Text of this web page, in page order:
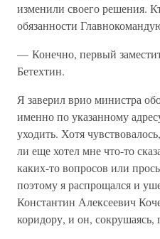
изменили своего решения.
обязанности
— Конечно, первый
Бетехтин.
Я заверил врио министра
именно по указанному
уходить. Хотя
ли еще хотел мне что-то
каких-то вопросов или
поэтому я распрощался и
Константин Алексеевич
коридору, и он, сокрушаясь,